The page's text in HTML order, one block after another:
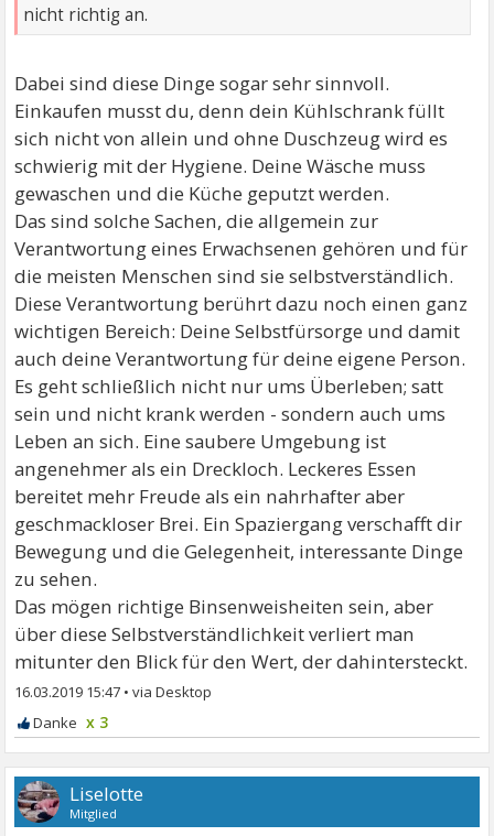
nicht richtig an.
Dabei sind diese Dinge sogar sehr sinnvoll.
Einkaufen musst du, denn dein Kühlschrank füllt
sich nicht von allein und ohne Duschzeug wird es
schwierig mit der Hygiene. Deine Wäsche muss
gewaschen und die Küche geputzt werden.
Das sind solche Sachen, die allgemein zur
Verantwortung eines Erwachsenen gehören und für
die meisten Menschen sind sie selbstverständlich.
Diese Verantwortung berührt dazu noch einen ganz
wichtigen Bereich: Deine Selbstfürsorge und damit
auch deine Verantwortung für deine eigene Person.
Es geht schließlich nicht nur ums Überleben; satt
sein und nicht krank werden - sondern auch ums
Leben an sich. Eine saubere Umgebung ist
angenehmer als ein Dreckloch. Leckeres Essen
bereitet mehr Freude als ein nahrhafter aber
geschmackloser Brei. Ein Spaziergang verschafft dir
Bewegung und die Gelegenheit, interessante Dinge
zu sehen.
Das mögen richtige Binsenweisheiten sein, aber
über diese Selbstverständlichkeit verliert man
mitunter den Blick für den Wert, der dahintersteckt.
16.03.2019 15:47 •
x 3
Liselotte
Mitglied